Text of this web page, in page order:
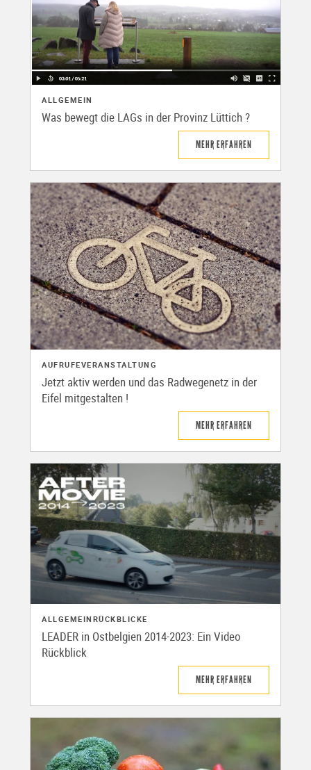
ALLGEMEIN
Was bewegt die LAGs in der Provinz Lüttich ?
MEHR ERFAHREN
AUFRUFEVERANSTALTUNG
Jetzt aktiv werden und das Radwegenetz in der
Eifel mitgestalten !
MEHR ERFAHREN
ALLGEMEIN RÜCKBLICKE
LEADER in Ostbelgien 2014-2023: Ein Video
Rückblick
MEHR ERFAHREN